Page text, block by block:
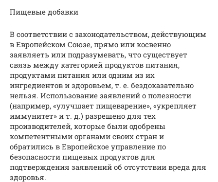
Пищевые добавки
В соответствии с законодательством, действующим
в Европейском Союзе, прямо или косвенно
заявляеть или подразумевать, что существует
связь между категорией продуктов питания,
продуктами питания или одним из их
ингредиентов и здоровьем, т. е. бездоказательно
нельзя. Использование заявлений о полезности
(например, «улучшает пищеварение», «укрепляет
иммунитет» и т. д.) разрешено для тех
производителей, которые были одобрены
компетентными органами своих стран и
обратились в Европейское управление по
безопасности пищевых продуктов для
подтверждения заявлений об отсутствии вреда для
здоровья.